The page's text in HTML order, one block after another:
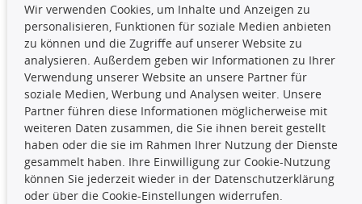
Die hier angezeigten Daten,
insbesondere die gesamte Datenbank,
dürfen nicht kopiert werden. Es ist zu
unterlassen, die Daten oder die gesamte Datenbank ohne
vorherige Zustimmung TecDocs zu vervielfältigen, zu
verbreiten und/oder diese Handlungen durch Dritte ausführen
zu lassen. Ein Zuwiderhandeln stellt eine
Urheberrechtsverletzung dar und wird verfolgt.
Kontakt
Wir verwenden Cookies, um Inhalte und Anzeigen zu
personalisieren, Funktionen für soziale Medien anbieten
zu können und die Zugriffe auf unserer Website zu
analysieren. Außerdem geben wir Informationen zu Ihrer
Verwendung unserer Website an unsere Partner für
soziale Medien, Werbung und Analysen weiter. Unsere
Partner führen diese Informationen möglicherweise mit
weiteren Daten zusammen, die Sie ihnen bereit gestellt
haben oder die sie im Rahmen Ihrer Nutzung der Dienste
gesammelt haben. Ihre Einwilligung zur Cookie-Nutzung
können Sie jederzeit wieder in der Datenschutzerklärung
oder über die Cookie-Einstellungen widerrufen.